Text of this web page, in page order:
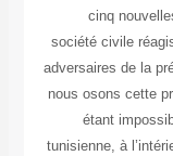
cinq
société civile
adversaires de la
nous osons cette
étant
tunisienne, à